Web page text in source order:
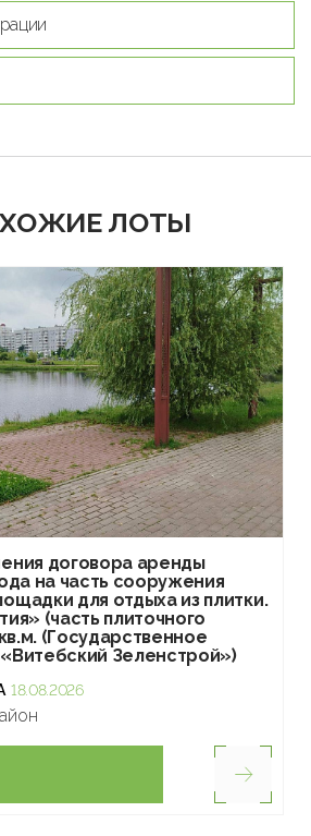
ЛОТЫ
договора аренды
на часть сооружения
для отдыха из плитки.
(часть плиточного
(Государственное
Зеленстрой»)
18.08.2026